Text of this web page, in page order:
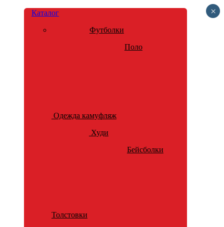
Каталог
Футболки
Поло
Одежда камуфляж
Худи
Бейсболки
Толстовки
×